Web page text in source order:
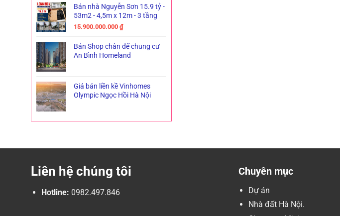
Bán nhà Nguyễn Sơn 15.9 tỷ -
53m2 - 4,5m x 12m - 3 tầng
15.900.000.000 ₫
Bán Shop chân đế chung cư
An Bình Homeland
Giá bán liền kề Vinhomes
Olympic Ngọc Hồi Hà Nội
Liên hệ chúng tôi
Hotline: 0982.497.846
Chuyên mục
Dự án
Nhà đất Hà Nội.